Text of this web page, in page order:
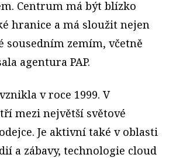
Centrum má být blízko
hranice a má sloužit nejen
sousedním zemím, včetně
agentura PAP.
v roce 1999. V
mezi největší světové
Je aktivní také v oblasti
a zábavy, technologie cloud